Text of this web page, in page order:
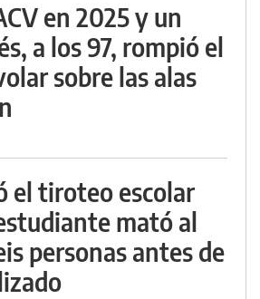
en 2025 y un
a los 97, rompió el
sobre las alas
el tiroteo escolar
mató al
personas antes de